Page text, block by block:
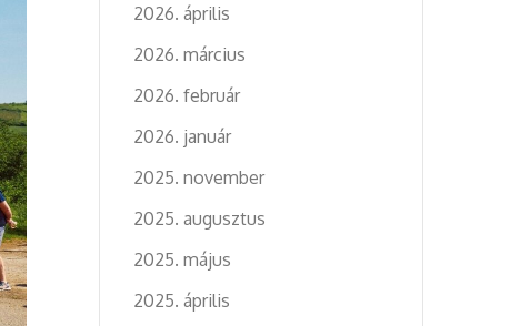
2026. április
2026. március
2026. február
2026. január
2025. november
2025. augusztus
2025. május
2025. április